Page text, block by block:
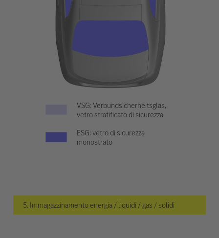
VSG: Verbundsicherheitsglas,
vetro stratificato di sicurezza
ESG: vetro di sicurezza
monostrato
5. Immagazzinamento energia / liquidi / gas / solidi